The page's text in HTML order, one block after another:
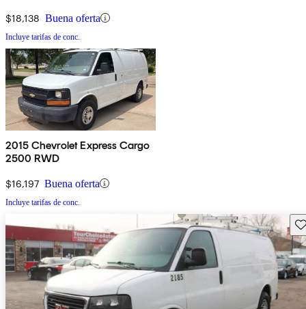
$18,138 Buena oferta
Incluye tarifas de conc.
2015 Chevrolet Express Cargo
2500 RWD
$16,197 Buena oferta
Incluye tarifas de conc.